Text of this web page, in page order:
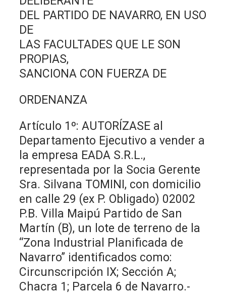
DEL PARTIDO DE NAVARRO, EN USO
DE
LAS FACULTADES QUE LE SON
PROPIAS,
SANCIONA CON FUERZA DE
ORDENANZA
Artículo 1º: AUTORÍZASE al
Departamento Ejecutivo a vender a
la empresa EADA S.R.L.,
representada por la Socia Gerente
Sra. Silvana TOMINI, con domicilio
en calle 29 (ex P. Obligado) 02002
P.B. Villa Maipú Partido de San
Martín (B), un lote de terreno de la
“Zona Industrial Planificada de
Navarro” identificados como:
Circunscripción IX; Sección A;
Chacra 1; Parcela 6 de Navarro.-